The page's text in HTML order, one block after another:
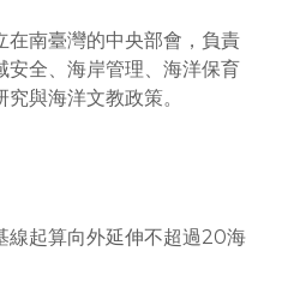
在南臺灣的中央部會，負責
安全、海岸管理、海洋保育
與海洋文教政策。
線起算向外延伸不超過20海